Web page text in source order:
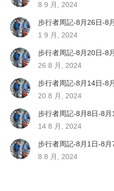
8 9 月, 2024
步行者周記-8月26日-8
1 9 月, 2024
步行者周記-8月20日-8
26 8 月, 2024
步行者周記-8月14日-8
20 8 月, 2024
步行者周記-8月8日-8月
14 8 月, 2024
步行者周記-8月1日-8月
8 8 月, 2024